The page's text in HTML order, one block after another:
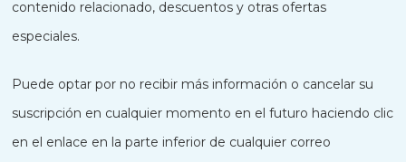
contenido relacionado, descuentos y otras ofertas
especiales.
Puede optar por no recibir más información o cancelar su
suscripción en cualquier momento en el futuro haciendo clic
en el enlace en la parte inferior de cualquier correo